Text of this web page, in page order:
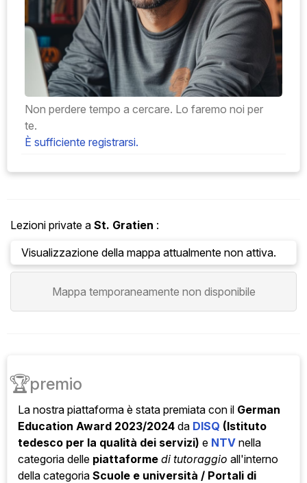
Non perdere tempo a cercare. Lo faremo noi per
te.
È sufficiente registrarsi.
Lezioni private a St. Gratien :
Visualizzazione della mappa attualmente non attiva.
Mappa temporaneamente non disponibile
🏆premio
La nostra piattaforma è stata premiata con il German
Education Award 2023/2024 da DISQ (Istituto
tedesco per la qualità dei servizi) e NTV nella
categoria delle piattaforme di tutoraggio all'interno
della categoria Scuole e università / Portali di